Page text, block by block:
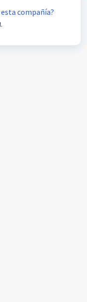
esta compañía?